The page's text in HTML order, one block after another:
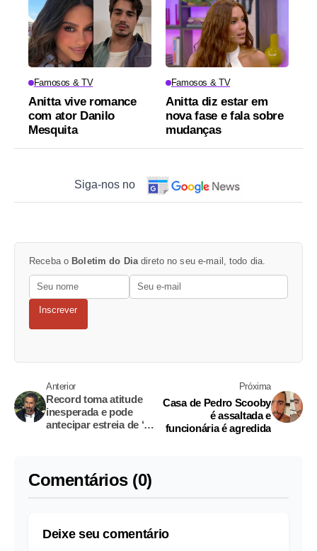
Famosos & TV
Anitta vive romance
com ator Danilo
Mesquita
Famosos & TV
Anitta diz estar em
nova fase e fala sobre
mudanças
Siga-nos no
Receba o Boletim do Diadireto no seu e-mail, todo dia.
Inscrever
Anterior
Record toma atitude
inesperada e pode
antecipar estreia de ‘A
Próxima
Casa de Pedro Scooby
é assaltada e
funcionária é agredida
Comentários (0)
Deixe seu comentário